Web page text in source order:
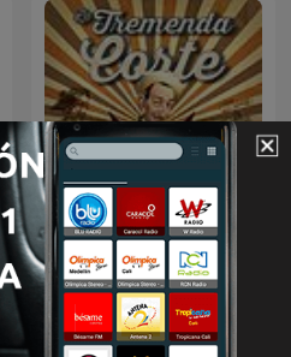
La Tremenda Corte